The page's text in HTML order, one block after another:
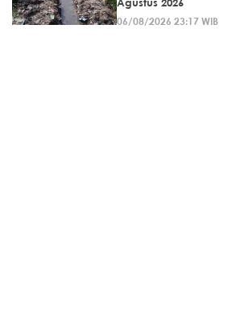
06/08/2026 23:17 WIB